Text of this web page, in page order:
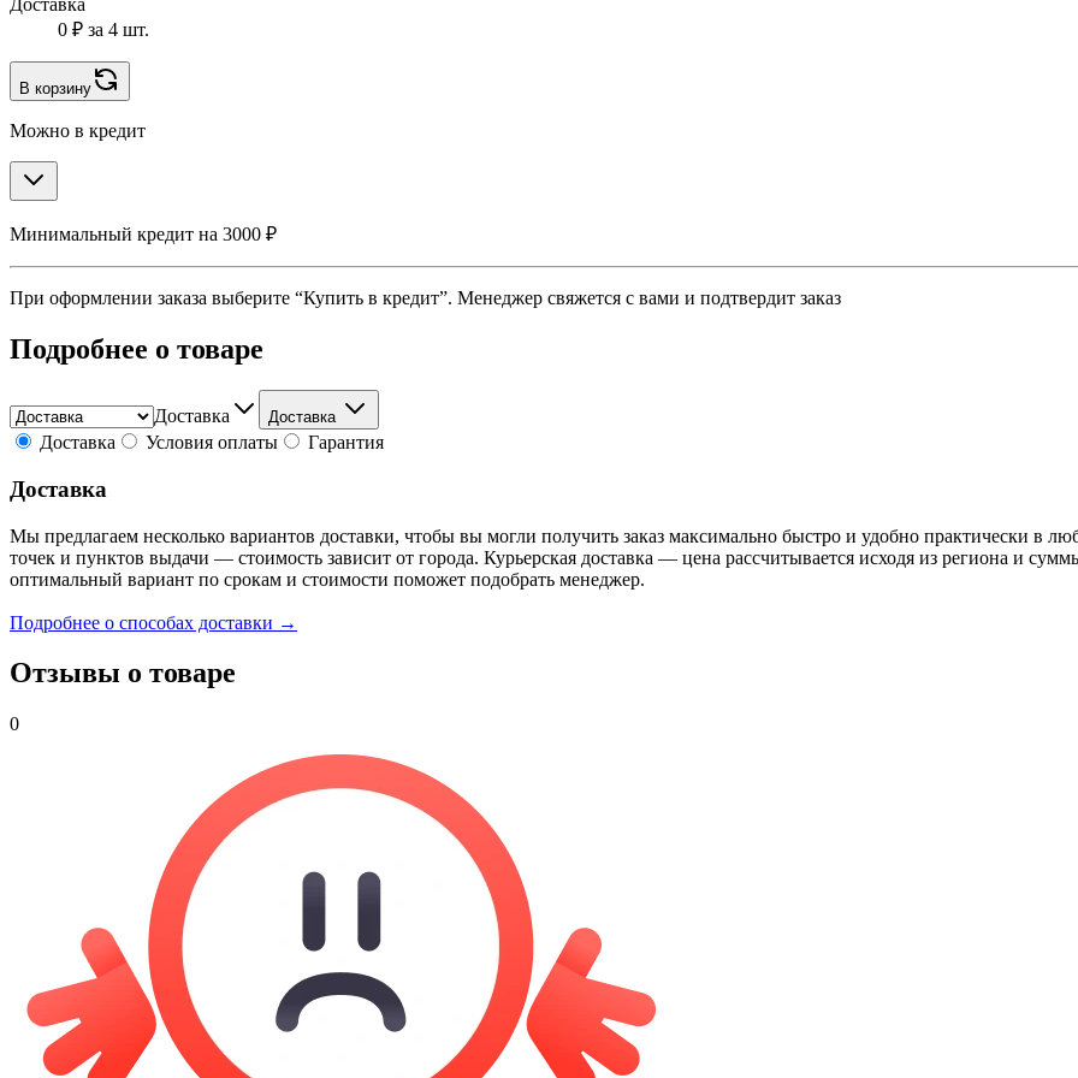
Доставка
0 ₽ за 4 шт.
В корзину
Можно в кредит
Минимальный кредит на 3000 ₽
При оформлении заказа выберите “Купить в кредит”. Менеджер свяжется с вами и подтвердит заказ
Подробнее о товаре
Доставка Доставка
Доставка Условия оплаты Гарантия
Доставка
Мы предлагаем несколько вариантов доставки, чтобы вы могли получить заказ максимально быстро и удобно практически в
точек и пунктов выдачи — стоимость зависит от города. Курьерская доставка — цена рассчитывается исходя из региона и
оптимальный вариант по срокам и стоимости поможет подобрать менеджер.
Подробнее о способах доставки →
Отзывы о товаре
0